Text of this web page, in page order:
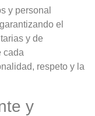
y personal
el
y de
cada
respeto y la
y